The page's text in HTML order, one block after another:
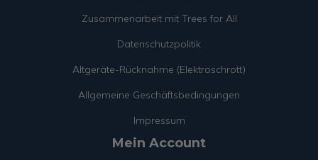
Zusammenarbeit mit Trees for All
Datenschutzpolitik
Altgeräte-Rücknahme (Elektroschrott)
Allgemeine Geschäftsbedingungen
Impressum
Mein Account